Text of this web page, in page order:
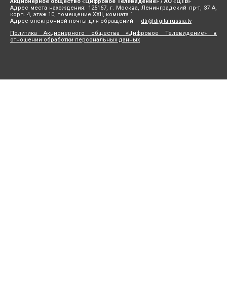
Адрес места нахождения: 125167, г. Москва, Ленинградский пр-т, 37 А,
корп. 4, этаж 10, помещение XXII, комната 1.
Адрес электронной почты для обращений — dtr@digitalrussia.tv
Политика Акционерного общества «Цифровое Телевидение» в
отношении обработки персональных данных